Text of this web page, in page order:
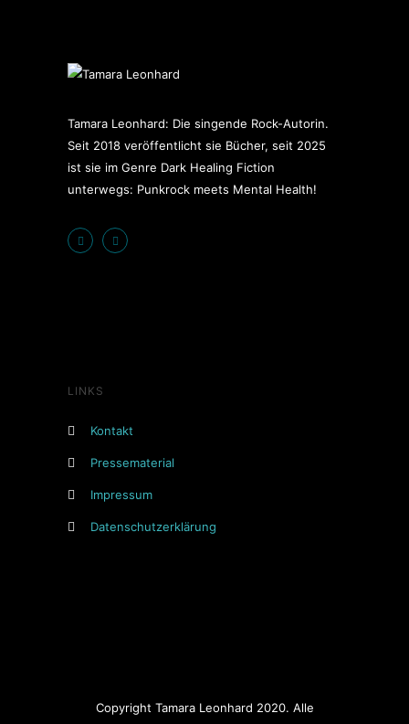
Tamara Leonhard: Die singende Rock-Autorin.
Seit 2018 veröffentlicht sie Bücher, seit 2025
ist sie im Genre Dark Healing Fiction
unterwegs: Punkrock meets Mental Health!
LINKS
Kontakt
Pressematerial
Impressum
Datenschutzerklärung
Copyright Tamara Leonhard 2020. Alle